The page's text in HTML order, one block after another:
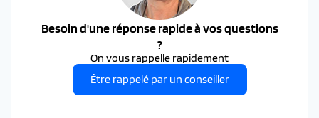
Besoin d'une réponse rapide à vos questions
?
On vous rappelle rapidement
Être rappelé par un conseiller